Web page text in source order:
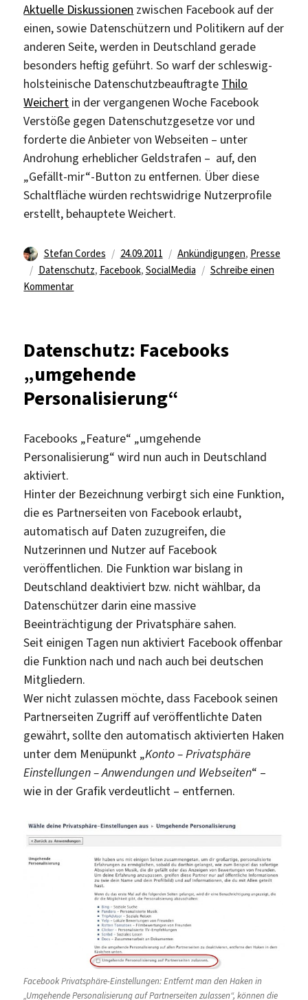
Aktuelle Diskussionen zwischen Facebook auf der
einen, sowie Datenschützern und Politikern auf der
anderen Seite, werden in Deutschland gerade
besonders heftig geführt. So warf der schleswig-
holsteinische Datenschutzbeauftragte Thilo
Weichert in der vergangenen Woche Facebook
Verstöße gegen Datenschutzgesetze vor und
forderte die Anbieter von Webseiten – unter
Androhung erheblicher Geldstrafen – auf, den
„Gefällt-mir“-Button zu entfernen. Über diese
Schaltfläche würden rechtswidrige Nutzerprofile
erstellt, behauptete Weichert.
Autor
Stefan Cordes
Veröffentlicht
am
24.09.2011 Kategorien
Ankündigungen, Presse
Schlagwörter
Datenschutz, Facebook, SocialMedia
Schreibe einen
Kommentarzu
Einstellungen
an
Datenschutz: Facebooks
„umgehende
Personalisierung“
Facebooks „Feature“ „umgehende
Personalisierung“ wird nun auch in Deutschland
aktiviert.
Hinter der Bezeichnung verbirgt sich eine Funktion,
die es Partnerseiten von Facebook erlaubt,
automatisch auf Daten zuzugreifen, die
Nutzerinnen und Nutzer auf Facebook
veröffentlichen. Die Funktion war bislang in
Deutschland deaktiviert bzw. nicht wählbar, da
Datenschützer darin eine massive
Beeinträchtigung der Privatsphäre sahen.
Seit einigen Tagen nun aktiviert Facebook offenbar
die Funktion nach und nach auch bei deutschen
Mitgliedern.
Wer nicht zulassen möchte, dass Facebook seinen
Partnerseiten Zugriff auf veröffentlichte Daten
gewährt, sollte den automatisch aktivierten Haken
unter dem Menüpunkt „Konto – Privatsphäre
Einstellungen – Anwendungen und Webseiten“ –
wie in der Grafik verdeutlicht – entfernen.
Facebook Privatsphäre-Einstellungen: Entfernt man den Haken in
„Umgehende Personalisierung auf Partnerseiten zulassen“, können die